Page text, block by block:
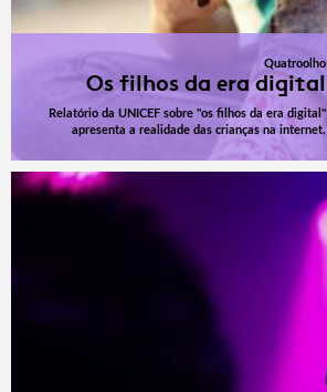
Quatroolho
Os filhos da era digital
Relatório da UNICEF sobre "os filhos da era digital"
apresenta a realidade das crianças na internet.